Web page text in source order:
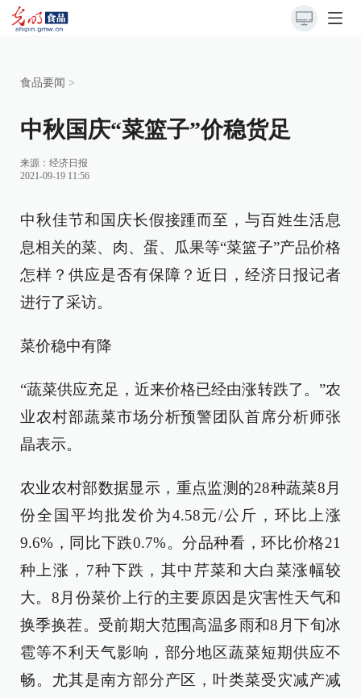
食品要闻 >
中秋国庆“菜篮子”价稳货足
来源：经济日报
2021-09-19 11:56
中秋佳节和国庆长假接踵而至，与百姓生活息
息相关的菜、肉、蛋、瓜果等“菜篮子”产品价格
怎样？供应是否有保障？近日，经济日报记者
进行了采访。
菜价稳中有降
“蔬菜供应充足，近来价格已经由涨转跌了。”农
业农村部蔬菜市场分析预警团队首席分析师张
晶表示。
农业农村部数据显示，重点监测的28种蔬菜8月
份全国平均批发价为4.58元/公斤，环比上涨
9.6%，同比下跌0.7%。分品种看，环比价格21
种上涨，7种下跌，其中芹菜和大白菜涨幅较
大。8月份菜价上行的主要原因是灾害性天气和
换季换茬。受前期大范围高温多雨和8月下旬冰
雹等不利天气影响，部分地区蔬菜短期供应不
畅。尤其是南方部分产区，叶类菜受灾减产减